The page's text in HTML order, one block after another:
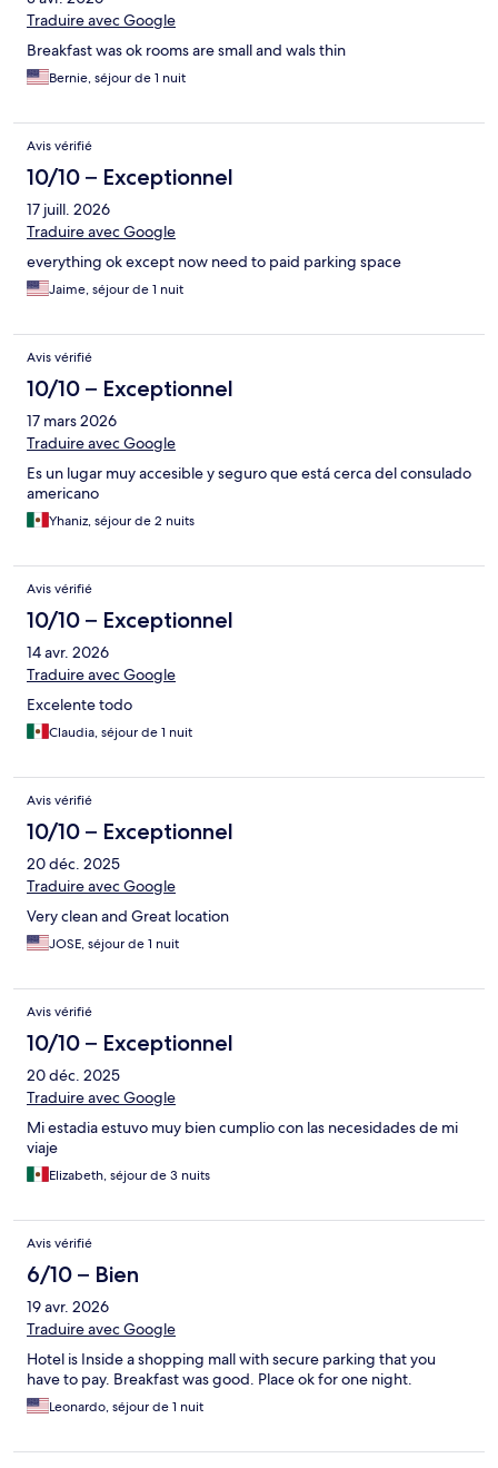
Traduire avec Google
Breakfast was ok rooms are small and wals thin
Bernie, séjour de 1 nuit
Avis vérifié
10/10 – Exceptionnel
17 juill. 2026
Traduire avec Google
everything ok except now need to paid parking space
Jaime, séjour de 1 nuit
Avis vérifié
10/10 – Exceptionnel
17 mars 2026
Traduire avec Google
Es un lugar muy accesible y seguro que está cerca del consulado
americano
Yhaniz, séjour de 2 nuits
Avis vérifié
10/10 – Exceptionnel
14 avr. 2026
Traduire avec Google
Excelente todo
Claudia, séjour de 1 nuit
Avis vérifié
10/10 – Exceptionnel
20 déc. 2025
Traduire avec Google
Very clean and Great location
JOSE, séjour de 1 nuit
Avis vérifié
10/10 – Exceptionnel
20 déc. 2025
Traduire avec Google
Mi estadia estuvo muy bien cumplio con las necesidades de mi
viaje
Elizabeth, séjour de 3 nuits
Avis vérifié
6/10 – Bien
19 avr. 2026
Traduire avec Google
Hotel is Inside a shopping mall with secure parking that you
have to pay. Breakfast was good. Place ok for one night.
Leonardo, séjour de 1 nuit